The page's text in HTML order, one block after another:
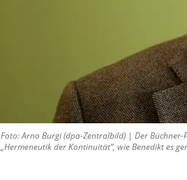
Foto: Arno Burgi (dpa-Zentralbild) | Der Büchner-
„Hermeneutik der Kontinuität“, wie Benedikt es